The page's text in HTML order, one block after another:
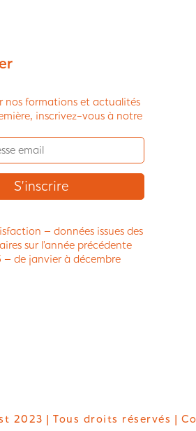
nos formations et actualités
inscrivez-vous à notre
– données issues des
sur l’année précédente
– de janvier à décembre
2023 | Tous droits réservés |